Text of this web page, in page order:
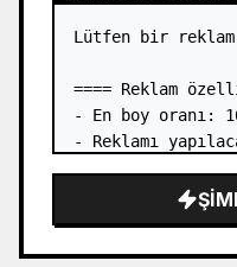
Lütfen bir
==== Reklam
- En boy oranı:
- Reklamı
- Ana dikkat
görseldeki